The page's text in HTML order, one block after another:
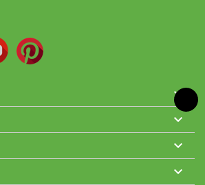



